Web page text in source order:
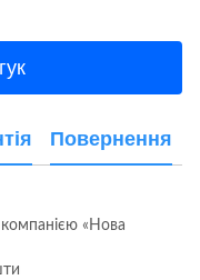
Повернення
компанією «Нова